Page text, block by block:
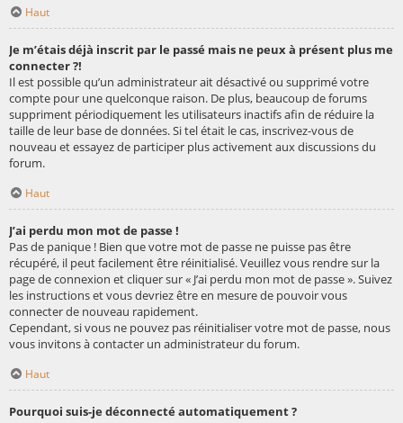
Haut
Je m’étais déjà inscrit par le passé mais ne peux à présent plus me
connecter ?!
Il est possible qu’un administrateur ait désactivé ou supprimé votre
compte pour une quelconque raison. De plus, beaucoup de forums
suppriment périodiquement les utilisateurs inactifs afin de réduire la
taille de leur base de données. Si tel était le cas, inscrivez-vous de
nouveau et essayez de participer plus activement aux discussions du
forum.
Haut
J’ai perdu mon mot de passe !
Pas de panique ! Bien que votre mot de passe ne puisse pas être
récupéré, il peut facilement être réinitialisé. Veuillez vous rendre sur la
page de connexion et cliquer sur « J’ai perdu mon mot de passe ». Suivez
les instructions et vous devriez être en mesure de pouvoir vous
connecter de nouveau rapidement.
Cependant, si vous ne pouvez pas réinitialiser votre mot de passe, nous
vous invitons à contacter un administrateur du forum.
Haut
Pourquoi suis-je déconnecté automatiquement ?